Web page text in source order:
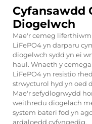
Cyfansawdd
Diogelwch
Mae'r cemeg
LiFePO4 yn darparu
diogelwch sydd yn ei
haul. Wnaeth y
LiFePO4 yn resistio
strwycturol hyd yn oed
Mae'r sefydlogrwydd
weithredu diogelach
system bateri fod yn
ardaloedd cyfyngedig.